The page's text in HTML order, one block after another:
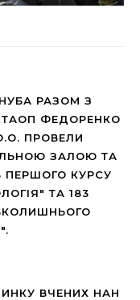
РАЗОМ З
ФЕДОРЕНКО
ПРОВЕЛИ
ЗАЛОЮ ТА
ПЕРШОГО КУРСУ
ТА 183
ВЧЕНИХ НАН